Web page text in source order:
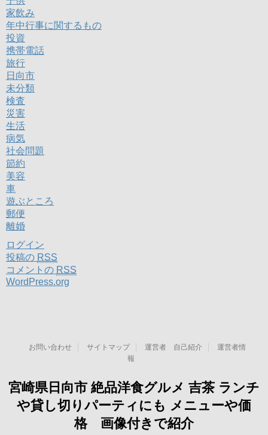
家飲み
年中行事に関するもの
投資
携帯電話
旅行
日向市
未分類
検査
災害
生活
病気
社会問題
節約
美容
車
遊ぶところ
郵便
離婚
ログイン
投稿の RSS
コメントの RSS
WordPress.org
お問い合わせ サイトマップ 運営者 自己紹介
運営者情
報
宮崎県日向市 絶品洋食グルメ 吉茶 ランチ
や貸し切りパーティにも メニューや価
格 画像付きで紹介